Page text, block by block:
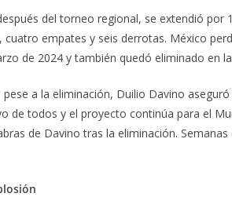
del torneo regional, se extendió
empates y seis derrotas. México
de 2024 y también quedó eliminado en
a la eliminación, Duilio Davino
de todos y el proyecto continúa para el
de Davino tras la eliminación.